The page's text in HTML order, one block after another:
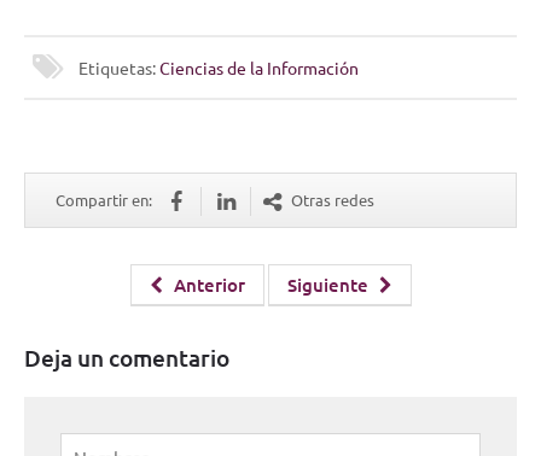
Etiquetas:Ciencias de la Información
Compartir en: Otras redes
Anterior Siguiente
Deja un comentario